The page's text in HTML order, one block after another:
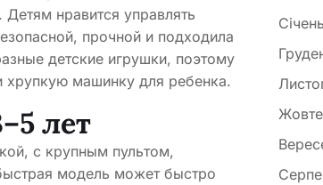
нравится управлять
прочной и подходила
детские игрушки, поэтому
хрупкую машинку для ребенка.
лет
с крупным пультом,
модель может быстро